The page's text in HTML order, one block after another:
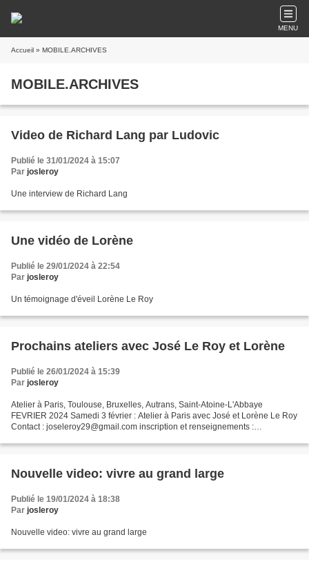
MENU
Accueil » MOBILE.ARCHIVES
MOBILE.ARCHIVES
Video de Richard Lang par Ludovic
Publié le 31/01/2024 à 15:07
Par josleroy
Une interview de Richard Lang
Une vidéo de Lorène
Publié le 29/01/2024 à 22:54
Par josleroy
Un témoignage d'éveil Lorène Le Roy
Prochains ateliers avec José Le Roy et Lorène
Publié le 26/01/2024 à 15:39
Par josleroy
Atelier à Paris, Toulouse, Bruxelles, Autrans, Saint-Atoine-L'Abbaye
FEVRIER 2024 Samedi 3 février : Atelier à Paris avec José et Lorène Le Roy
Contact : joseleroy29@gmail.com inscription et renseignements :
Nouvelle video: vivre au grand large
Publié le 19/01/2024 à 18:38
Par josleroy
Nouvelle video: vivre au grand large